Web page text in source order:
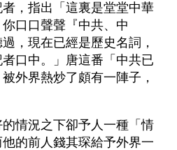
，指出「這裏是堂堂中華
口口聲聲『中共、中
，現在已經是歷史名詞，
口中。」唐這番「中共已
外界熱炒了頗有一陣子，
情況之下卻予人一種「情
的前人錢其琛給予外界一